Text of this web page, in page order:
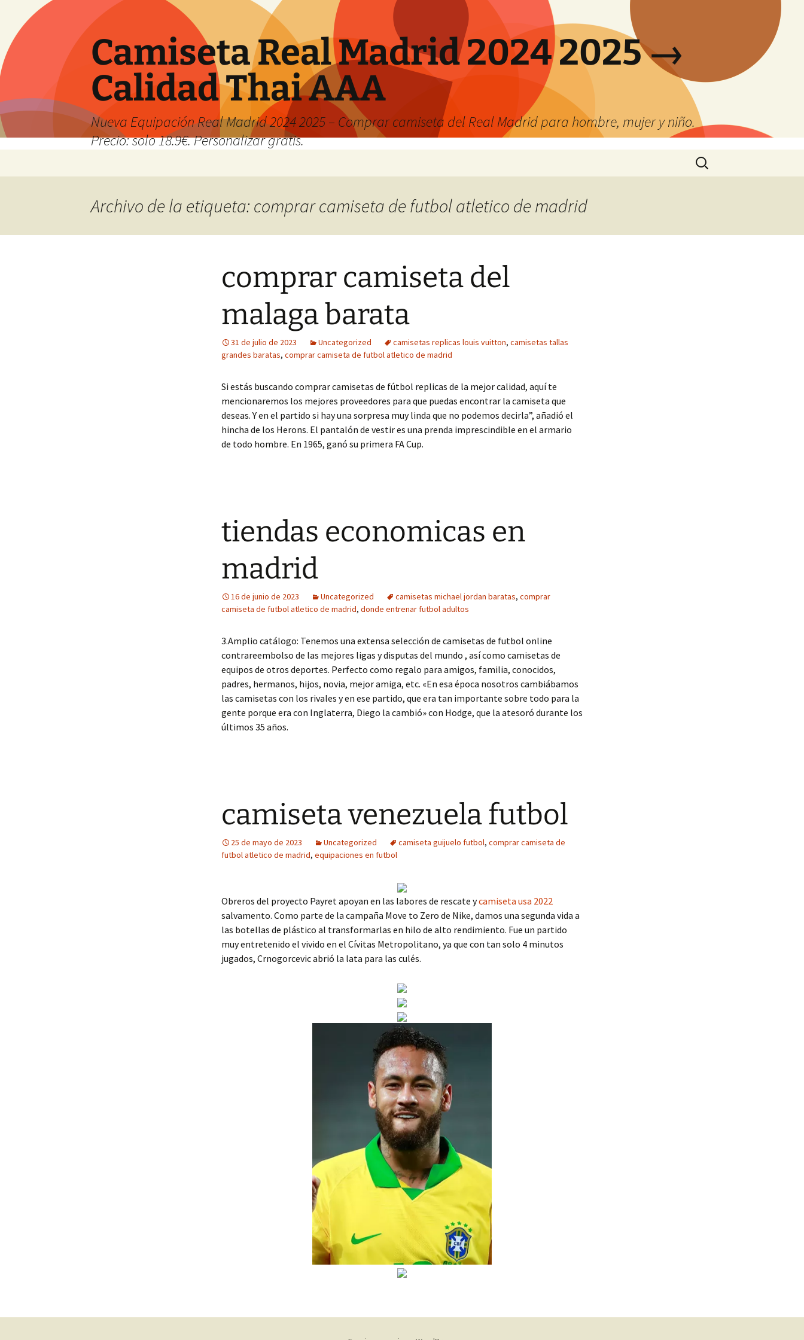
Camiseta Real Madrid 2024 2025 →
Calidad Thai AAA
Nueva Equipación Real Madrid 2024 2025 – Comprar camiseta del Real Madrid para hombre, mujer y niño.
Precio: solo 18.9€. Personalizar gratis.
Buscar:
Archivo de la etiqueta: comprar camiseta de futbol atletico de madrid
comprar camiseta del
malaga barata
31 de julio de 2023 Uncategorized camisetas replicas louis vuitton, camisetas tallas
grandes baratas, comprar camiseta de futbol atletico de madrid
Si estás buscando comprar camisetas de fútbol replicas de la mejor calidad, aquí te
mencionaremos los mejores proveedores para que puedas encontrar la camiseta que
deseas. Y en el partido si hay una sorpresa muy linda que no podemos decirla”, añadió el
hincha de los Herons. El pantalón de vestir es una prenda imprescindible en el armario
de todo hombre. En 1965, ganó su primera FA Cup.
tiendas economicas en
madrid
16 de junio de 2023 Uncategorized camisetas michael jordan baratas, comprar
camiseta de futbol atletico de madrid, donde entrenar futbol adultos
3.Amplio catálogo: Tenemos una extensa selección de camisetas de futbol online
contrareembolso de las mejores ligas y disputas del mundo , así como camisetas de
equipos de otros deportes. Perfecto como regalo para amigos, familia, conocidos,
padres, hermanos, hijos, novia, mejor amiga, etc. «En esa época nosotros cambiábamos
las camisetas con los rivales y en ese partido, que era tan importante sobre todo para la
gente porque era con Inglaterra, Diego la cambió» con Hodge, que la atesoró durante los
últimos 35 años.
camiseta venezuela futbol
25 de mayo de 2023 Uncategorized camiseta guijuelo futbol, comprar camiseta de
futbol atletico de madrid, equipaciones en futbol
Obreros del proyecto Payret apoyan en las labores de rescate ycamiseta usa 2022
salvamento. Como parte de la campaña Move to Zero de Nike, damos una segunda vida a
las botellas de plástico al transformarlas en hilo de alto rendimiento. Fue un partido
muy entretenido el vivido en el Cívitas Metropolitano, ya que con tan solo 4 minutos
jugados, Crnogorcevic abrió la lata para las culés.